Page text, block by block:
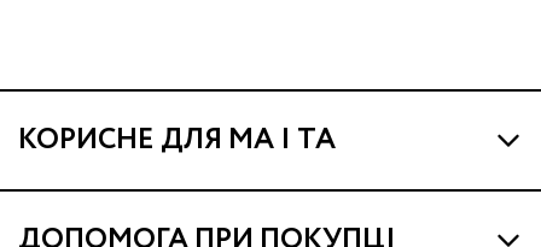
КОРИСНЕ ДЛЯ МА І ТА
Про МА та Маминих Асистентів